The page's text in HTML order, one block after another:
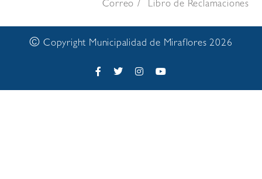
Correo Libro de Reclamaciones
© Copyright Municipalidad de Miraflores 2026